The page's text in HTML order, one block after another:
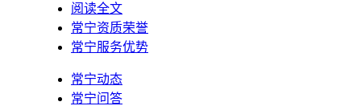
阅读全文
常宁资质荣誉
常宁服务优势
常宁动态
常宁问答